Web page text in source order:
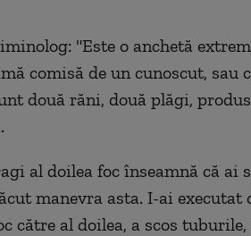
"Este o anchetă
comisă de un cunoscut, sau
două răni, două plăgi,
al doilea foc înseamnă că ai
manevra asta. I-ai executat
către al doilea, a scos